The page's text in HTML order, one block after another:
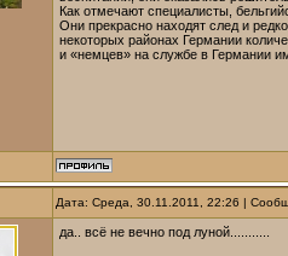
Как отмечают специалисты,
Они прекрасно находят след и
некоторых районах Германии
и «немцев» на службе в Германии
Дата: Среда, 30.11.2011, 22:26 |
да.. всё не вечно под луной...........